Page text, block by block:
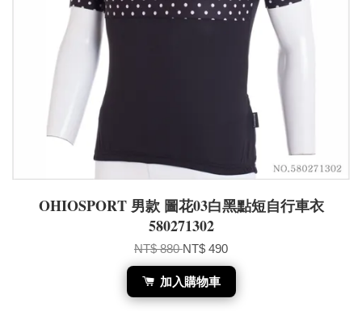
OHIOSPORT 男款 圖花03白黑點短自行車衣
580271302
NT$ 880NT$ 490
加入購物車